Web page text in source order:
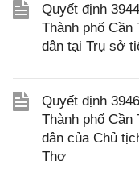
Quyết định
Thành phố Cần
dân tại Trụ sở
Quyết định
Thành phố Cần
dân của Chủ
Thơ